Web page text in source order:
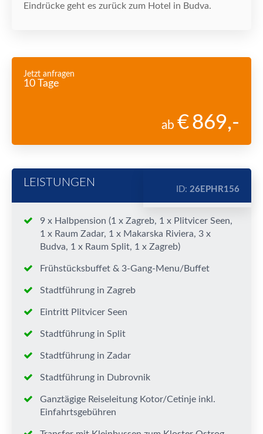
Eindrücke geht es zurück zum Hotel in Budva.
Jetzt anfragen
10 Tage
ab 869,-
LEISTUNGEN
9 x Halbpension (1 x Zagreb, 1 x Plitvicer Seen,
1 x Raum Zadar, 1 x Makarska Riviera, 3 x
Budva, 1 x Raum Split, 1 x Zagreb)
Frühstücksbuffet & 3-Gang-Menu/Buffet
Stadtführung in Zagreb
Eintritt Plitvicer Seen
Stadtführung in Split
Stadtführung in Zadar
Stadtführung in Dubrovnik
Ganztägige Reiseleitung Kotor/Cetinje inkl.
Einfahrtsgebühren
ID: 26EPHR156